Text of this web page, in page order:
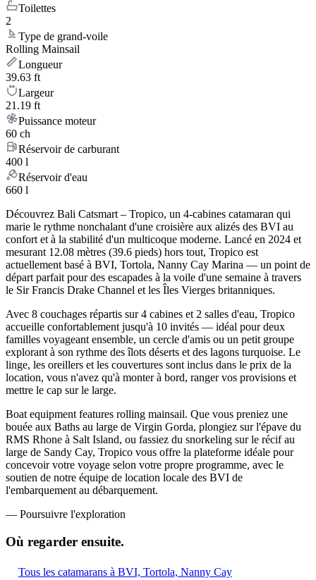
Toilettes
2
Type de grand-voile
Rolling Mainsail
Longueur
39.63 ft
Largeur
21.19 ft
Puissance moteur
60 ch
Réservoir de carburant
400 l
Réservoir d'eau
660 l
Découvrez Bali Catsmart – Tropico, un 4-cabines catamaran qui
marie le rythme nonchalant d'une croisière aux alizés des BVI au
confort et à la stabilité d'un multicoque moderne. Lancé en 2024 et
mesurant 12.08 mètres (39.6 pieds) hors tout, Tropico est
actuellement basé à BVI, Tortola, Nanny Cay Marina — un point de
départ parfait pour des escapades à la voile d'une semaine à travers
le Sir Francis Drake Channel et les Îles Vierges britanniques.
Avec 8 couchages répartis sur 4 cabines et 2 salles d'eau, Tropico
accueille confortablement jusqu'à 10 invités — idéal pour deux
familles voyageant ensemble, un cercle d'amis ou un petit groupe
explorant à son rythme des îlots déserts et des lagons turquoise. Le
linge, les oreillers et les couvertures sont inclus dans le prix de la
location, vous n'avez qu'à monter à bord, ranger vos provisions et
mettre le cap sur le large.
Boat equipment features rolling mainsail. Que vous preniez une
bouée aux Baths au large de Virgin Gorda, plongiez sur l'épave du
RMS Rhone à Salt Island, ou fassiez du snorkeling sur le récif au
large de Sandy Cay, Tropico vous offre la plateforme idéale pour
concevoir votre voyage selon votre propre programme, avec le
soutien de notre équipe de location locale des BVI de
l'embarquement au débarquement.
— Poursuivre l'exploration
Où regarder ensuite.
Tous les catamarans à BVI, Tortola, Nanny Cay